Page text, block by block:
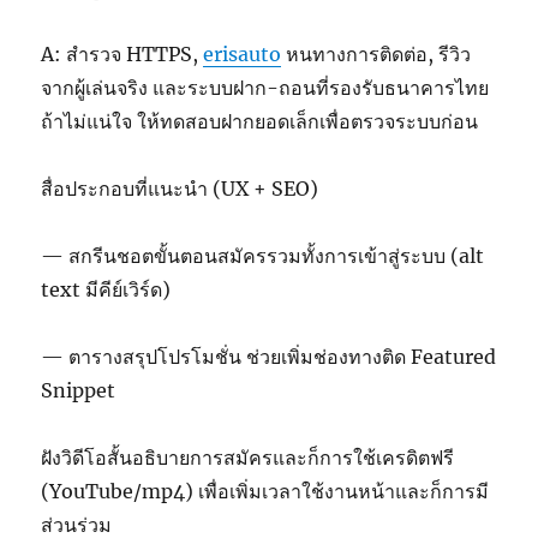
A: สำรวจ HTTPS,erisauto หนทางการติดต่อ, รีวิว
จากผู้เล่นจริง และระบบฝาก-ถอนที่รองรับธนาคารไทย
ถ้าไม่แน่ใจ ให้ทดสอบฝากยอดเล็กเพื่อตรวจระบบก่อน
สื่อประกอบที่แนะนำ (UX + SEO)
— สกรีนชอตขั้นตอนสมัครรวมทั้งการเข้าสู่ระบบ (alt
text มีคีย์เวิร์ด)
— ตารางสรุปโปรโมชั่น ช่วยเพิ่มช่องทางติด Featured
Snippet
ฝังวิดีโอสั้นอธิบายการสมัครและก็การใช้เครดิตฟรี
(YouTube/mp4) เพื่อเพิ่มเวลาใช้งานหน้าและก็การมี
ส่วนร่วม